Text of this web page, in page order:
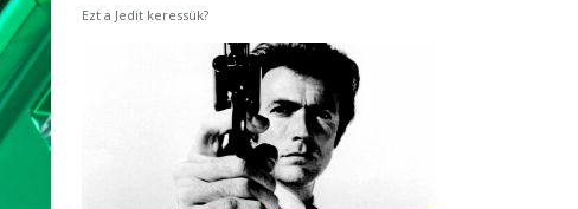
Ezt a Jedit keressük?